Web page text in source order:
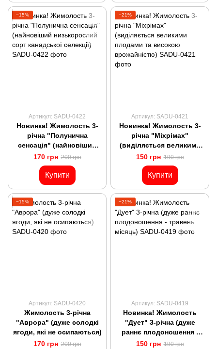
−15%
Артикул: SADU-0422
Новинка! Жимолость 3-
річна "Полунична
сенсація" (найновіший
низькорослий сорт
канадської селекції)
170 грн 200 грн
Купити
−21%
Артикул: SADU-0421
Новинка! Жимолость 3-
річна "Міхрімах"
(виділяється великими
плодами та високою
врожайністю)
150 грн 190 грн
Купити
−15%
Артикул: SADU-0420
Жимолость 3-річна
"Аврора" (дуже солодкі
ягоди, які не осипаються)
170 грн 200 грн
−21%
Артикул: SADU-0419
Новинка! Жимолость
"Дует" 3-річна (дуже
раннє плодоношення -
травень місяць)
150 грн 190 грн